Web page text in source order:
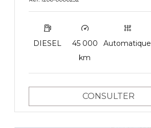
DIESEL
45 000
km
Automatique
CONSULTER